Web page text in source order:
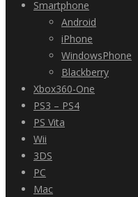
Smartphone
Android
iPhone
WindowsPhone
Blackberry
Xbox360-One
PS3 – PS4
PS Vita
Wii
3DS
PC
Mac